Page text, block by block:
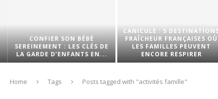
CONFIER SON BÉBÉ
SEREINEMENT : LES CLÉS DE
LA GARDE D’ENFANTS EN...
CANICULE : 5 DESTINATIONS
FRAÎCHEUR FRANÇAISES OÙ
LES FAMILLES PEUVENT
ENCORE RESPIRER
Home Tags Posts tagged with "activités famille"